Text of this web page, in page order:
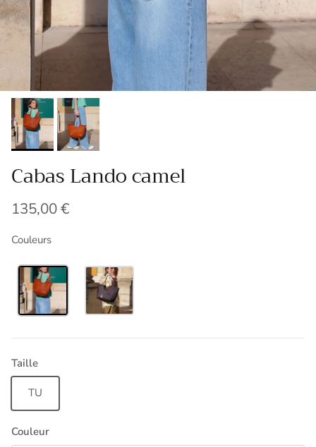
Cabas Lando camel
Prix habituel
135,00 €
Couleurs
Taille
TU
Couleur